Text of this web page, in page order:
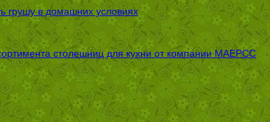
грушу в домашних условиях
столешниц для кухни от компании МАЕРСС